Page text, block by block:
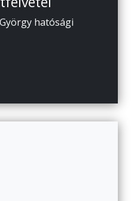
hatósági